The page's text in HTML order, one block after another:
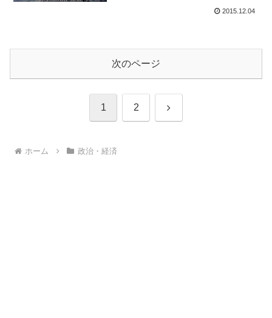
2015.12.04
次のページ
1 2 次
ホーム 政治・経済